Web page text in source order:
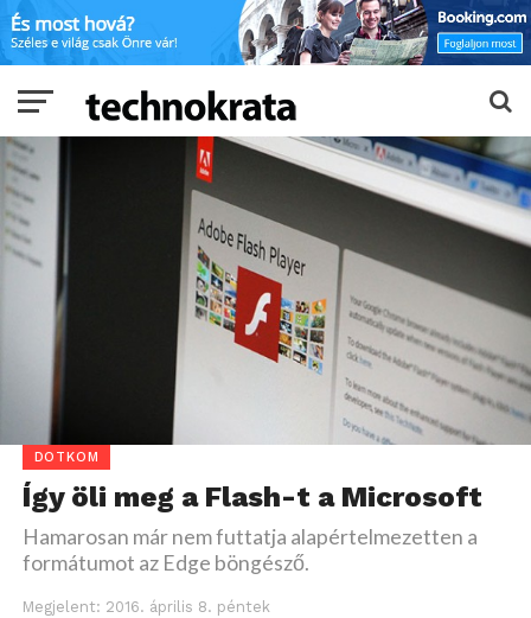
DOTKOM
Így öli meg a Flash-t a Microsoft
Hamarosan már nem futtatja alapértelmezetten a
formátumot az Edge böngésző.
Megjelent: 2016. április 8. péntek